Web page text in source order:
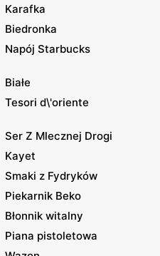
Karafka
Biedronka
Napój Starbucks
Białe
Tesori d\'oriente
Ser Z Mlecznej Drogi
Kayet
Smaki z Fydryków
Piekarnik Beko
Błonnik witalny
Piana pistoletowa